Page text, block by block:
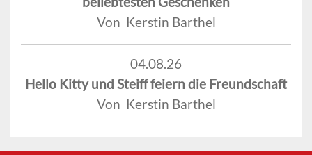
Von Kerstin Barthel
04.08.26
Hello Kitty und Steiff feiern die Freundschaft
Von Kerstin Barthel